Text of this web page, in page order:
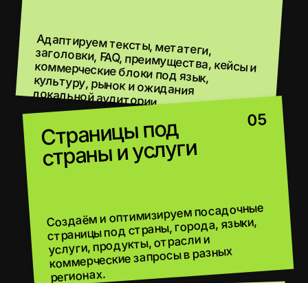
МЕЖДУНАРОДНОЕ SEO-
ПРОДВИЖЕНИЕ
От анализа рынков и языковых версий до
технической настройки, локальной
семантики, контента, ссылок и роста
органического трафика по странам.